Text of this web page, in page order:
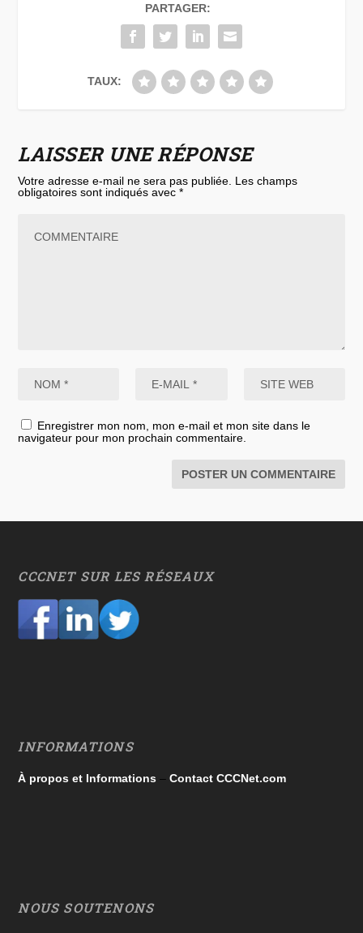
PARTAGER:
TAUX:
LAISSER UNE RÉPONSE
Votre adresse e-mail ne sera pas publiée. Les champs
obligatoires sont indiqués avec*
Enregistrer mon nom, mon e-mail et mon site dans le
navigateur pour mon prochain commentaire.
CCCNET SUR LES RÉSEAUX
INFORMATIONS
À propos et Informations –Contact CCCNet.com
NOUS SOUTENONS